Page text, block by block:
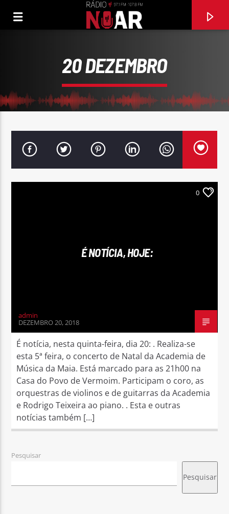
20 DEZEMBRO
0
É NOTÍCIA, HOJE:
admin
DEZEMBRO 20, 2018
É notícia, nesta quinta-feira, dia 20: . Realiza-se
esta 5ª feira, o concerto de Natal da Academia de
Música da Maia. Está marcado para as 21h00 na
Casa do Povo de Vermoim. Participam o coro, as
orquestras de violinos e de guitarras da Academia
e Rodrigo Teixeira ao piano. . Esta e outras
notícias também […]
Pesquisar
Pesquisar